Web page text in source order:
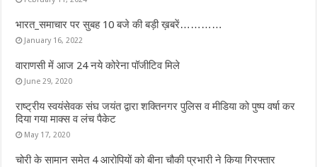
भारत_समाचार पर सुबह 10 बजे की बड़ी ख़बरें…………
January 16, 2022
वाराणसी में आज 24 नये कोरेना पॉजीटिव मिले
June 29, 2020
राष्ट्रीय स्वयंसेवक संघ जयंत द्वारा शक्तिनगर पुलिस व मीडिया को पुष्प वर्षा कर
दिया गया माक्स व लंच पैकेट
May 17, 2020
चोरी के सामान समेत 4 आरोपियों को बीना चौकी प्रभारी ने किया गिरफ्तार